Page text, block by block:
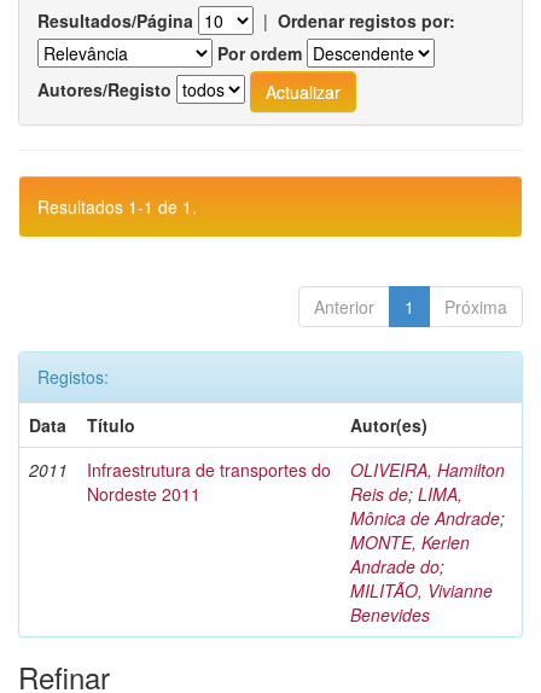
Resultados/Página | Ordenar registos por:
Por ordem
Autores/Registo
Resultados 1-1 de 1.
Anterior 1 Próxima
Registos:
Data
Título
Autor(es)
2011
Infraestrutura de transportes do
Nordeste 2011
OLIVEIRA, Hamilton
Reis de; LIMA,
Mônica de Andrade;
MONTE, Kerlen
Andrade do;
MILITÃO, Vivianne
Benevides
Refinar